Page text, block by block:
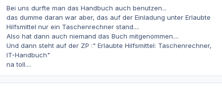
Bei uns durfte man das Handbuch auch benutzen...
das dumme daran war aber, das auf der Einladung unter Erlaubte
Hilfsmittel nur ein Taschenrechner stand....
Also hat dann auch niemand das Buch mitgenommen....
Und dann steht auf der ZP :" Erlaubte Hilfsmittel: Taschenrechner,
IT-Handbuch"
na toll....